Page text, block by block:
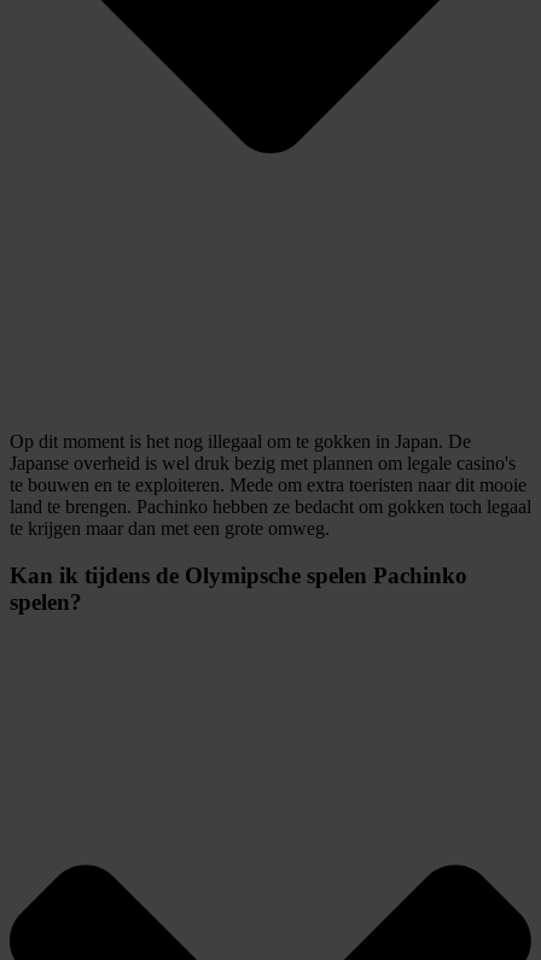
Op dit moment is het nog illegaal om te gokken in Japan. De
Japanse overheid is wel druk bezig met plannen om legale casino's
te bouwen en te exploiteren. Mede om extra toeristen naar dit mooie
land te brengen. Pachinko hebben ze bedacht om gokken toch legaal
te krijgen maar dan met een grote omweg.
Kan ik tijdens de Olymipsche spelen Pachinko
spelen?